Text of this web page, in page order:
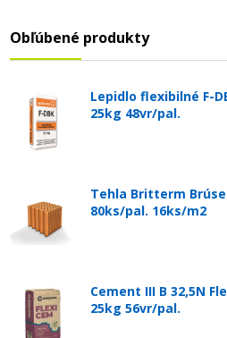
Obľúbené produkty
Lepidlo flexibilné F-
25kg 48vr/pal.
Tehla Britterm
80ks/pal. 16ks/m2
Cement III B 32,5N
25kg 56vr/pal.